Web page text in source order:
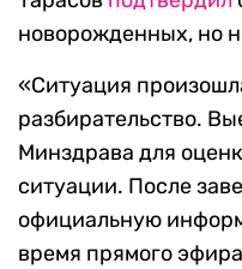
новорожденных, но
«Ситуация
разбирательство.
Минздрава для
ситуации. После
официальную
время прямого